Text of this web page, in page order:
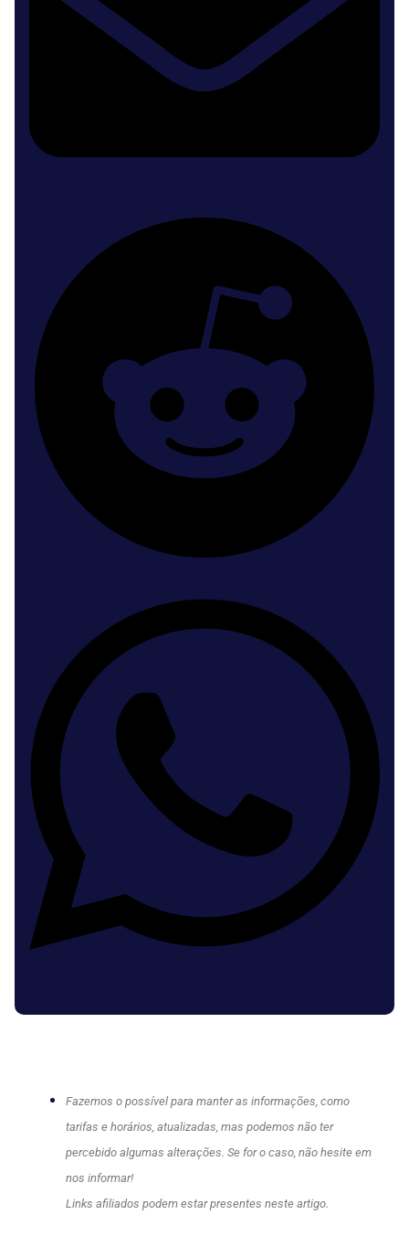
Fazemos o possível para manter as informações, como
tarifas e horários, atualizadas, mas podemos não ter
percebido algumas alterações. Se for o caso, não hesite em
nos informar!
Links afiliados podem estar presentes neste artigo.